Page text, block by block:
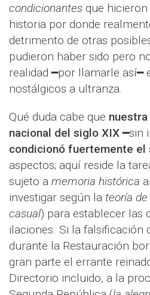
condicionantes que
historia por donde
detrimento de otras
pudieron haber sido pero
realidad ━por llamarle así━
nostálgicos a ultranza.
Qué duda cabe que
nacional del siglo XIX━sin
condicionó fuertemente el
aspectos; aquí reside la
sujeto a memoria histórica
investigar según la teoría
casual) para establecer las
ilaciones. Si la falsificación
durante la Restauración
gran parte el errante
Directorio incluido, a la